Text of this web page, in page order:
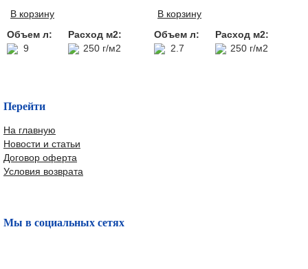
В корзину
Объем л:
9
Расход м2:
250 г/м2
В корзину
Объем л:
2.7
Расход м2:
250 г/м2
Перейти
На главную
Новости и статьи
Договор оферта
Условия возврата
Мы в социальных сетях